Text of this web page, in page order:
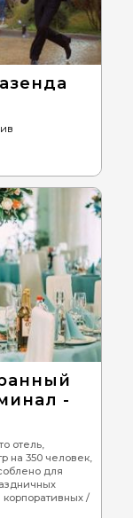
-
отель,
на 350 человек,
для
/